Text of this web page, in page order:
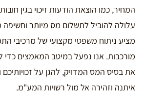
המחיר, כמו הוצאת הודעות זיכוי בגין
עלולה להוביל לתשלום מס מיותר
מציע ניתוח משפטי מקצועי של מרכיבי
מורכבות. אנו נפעל במיטב המאמצים כדי
את בסיס המס המדויק, להגן על זכויותיכם
איתנה וזהירה אל מול רשויות המע"מ.